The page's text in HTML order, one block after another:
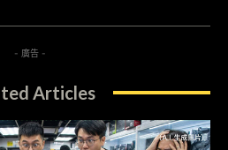
- 廣告 -
Articles